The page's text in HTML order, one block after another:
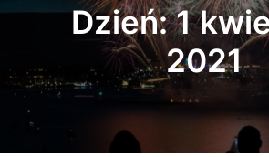
Biura podróży
Transport
Noclegi
Polska
Świat
Dzień: 1
2021